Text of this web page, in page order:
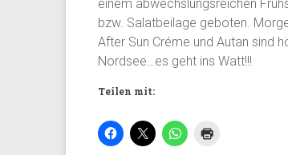
einem abwechslungsreichen
bzw. Salatbeilage geboten.
After Sun Créme und Autan sind
Nordsee…es geht ins Watt!!!
Teilen mit: